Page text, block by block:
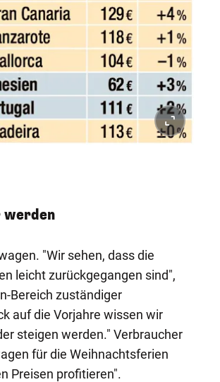
"Wir sehen, dass die
leicht zurückgegangen sind",
Bereich zuständiger
auf die Vorjahre wissen wir
steigen werden." Verbraucher
für die Weihnachtsferien
Preisen profitieren".